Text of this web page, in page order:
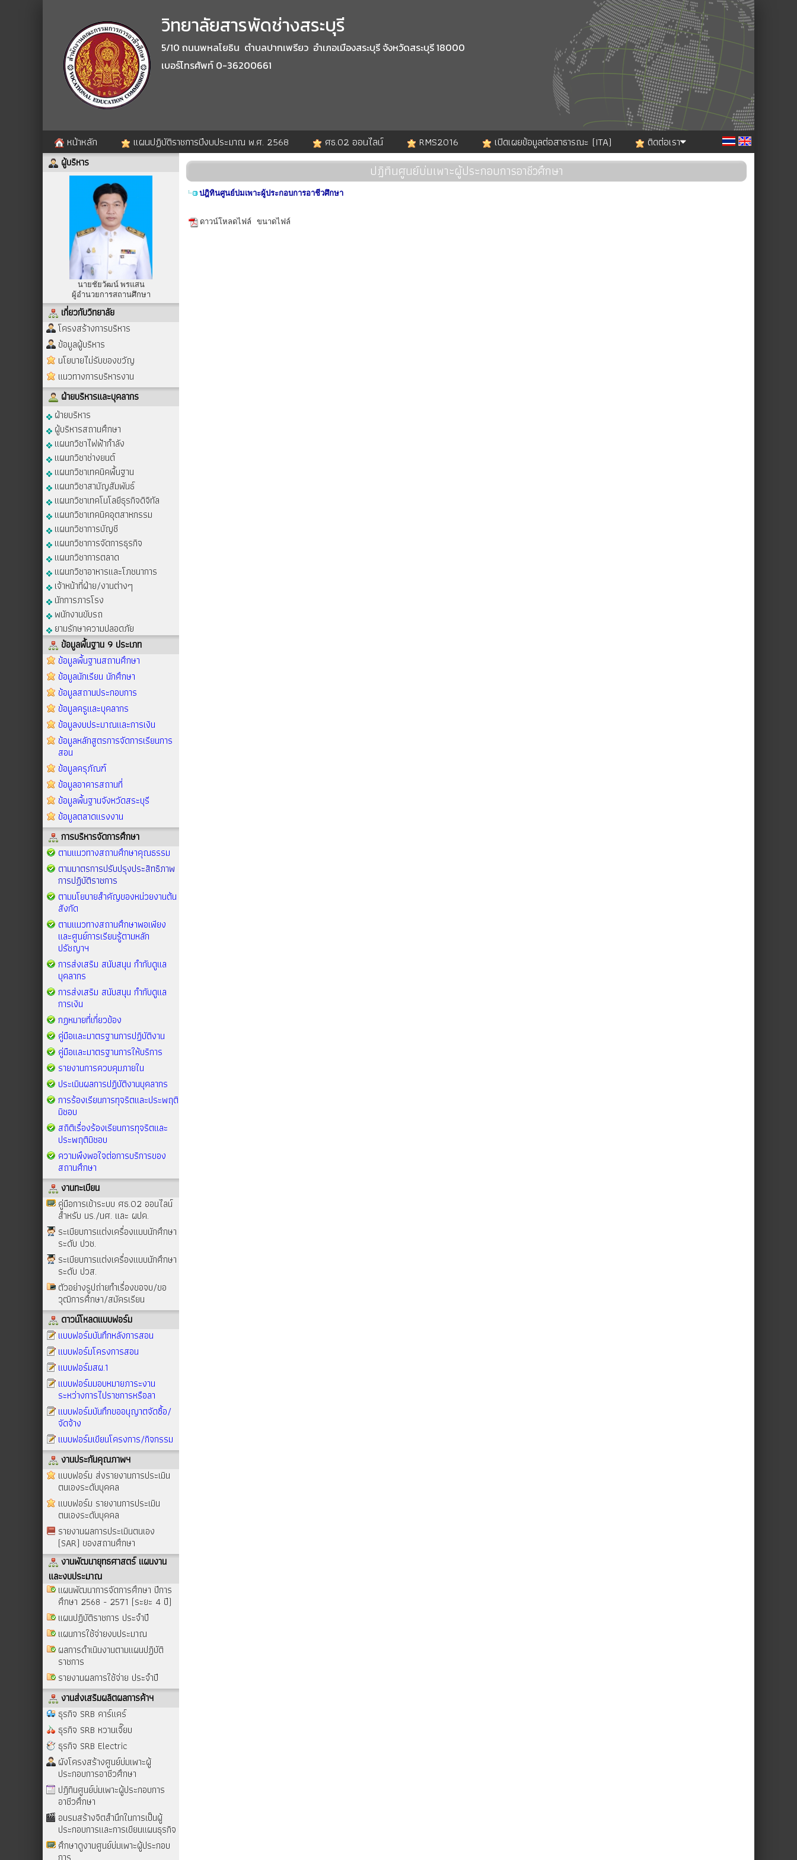
วิทยาลัยสารพัดช่างสระบุรี
5/10 ถนนพหลโยธิน ตำบลปากเพรียว อำเภอเมืองสระบุรี จังหวัดสระบุรี 18000
เบอร์โทรศัพท์ 0-36200661
หน้าหลัก แผนปฏิบัติราชการปีงบประมาณ พ.ศ. 2568 ศธ.02 ออนไลน์ RMS2016 เปิดเผยข้อมูลต่อสาธารณะ (ITA) ติดต่อเรา
ผู้บริหาร
นายชัยวัฒน์ พรแสน
ผู้อำนวยการสถานศึกษา
เกี่ยวกับวิทยาลัย
โครงสร้างการบริหาร
ข้อมูลผู้บริหาร
นโยบายไม่รับของขวัญ
แนวทางการบริหารงาน
ฝ่ายบริหารและบุคลากร
ฝ่ายบริหาร
ผู้บริหารสถานศึกษา
แผนกวิชาไฟฟ้ากำลัง
แผนกวิชาช่างยนต์
แผนกวิชาเทคนิคพื้นฐาน
แผนกวิชาสามัญสัมพันธ์
แผนกวิชาเทคโนโลยีธุรกิจดิจิทัล
แผนกวิชาเทคนิคอุตสาหกรรม
แผนกวิชาการบัญชี
แผนกวิชาการจัดการธุรกิจ
แผนกวิชาการตลาด
แผนกวิชาอาหารและโภชนาการ
เจ้าหน้าที่ฝ่าย/งานต่างๆ
นักการภารโรง
พนักงานขับรถ
ยามรักษาความปลอดภัย
ข้อมูลพื้นฐาน 9 ประเภท
ข้อมูลพื้นฐานสถานศึกษา
ข้อมูลนักเรียน นักศึกษา
ข้อมูลสถานประกอบการ
ข้อมูลครูและบุคลากร
ข้อมูลงบประมาณและการเงิน
ข้อมูลหลักสูตรการจัดการเรียนการ
สอน
ข้อมูลครุภัณฑ์
ข้อมูลอาคารสถานที่
ข้อมูลพื้นฐานจังหวัดสระบุรี
ข้อมูลตลาดแรงงาน
การบริหารจัดการศึกษา
ตามแนวทางสถานศึกษาคุณธรรม
ตามมาตรการปรับปรุงประสิทธิภาพ
การปฏิบัติราชการ
ตามนโยบายสำคัญของหน่วยงานต้น
สังกัด
ตามแนวทางสถานศึกษาพอเพียง
และศูนย์การเรียนรู้ตามหลัก
ปรัชญาฯ
การส่งเสริม สนับสนุน กำกับดูแล
บุคลากร
การส่งเสริม สนับสนุน กำกับดูแล
การเงิน
กฏหมายที่เกี่ยวข้อง
คู่มือและมาตรฐานการปฏิบัติงาน
คู่มือและมาตรฐานการให้บริการ
รายงานการควบคุมภายใน
ประเมินผลการปฏิบัติงานบุคลากร
การร้องเรียนการทุจริตและประพฤติ
มิชอบ
สถิติเรื่องร้องเรียนการทุจริตและ
ประพฤติมิชอบ
ความพึงพอใจต่อการบริการของ
สถานศึกษา
งานทะเบียน
คู่มือการเข้าระบบ ศธ.02 ออนไลน์
สำหรับ นร./นศ. และ ผปค.
ระเบียบการแต่งเครื่องแบบนักศึกษา
ระดับ ปวช.
ระเบียบการแต่งเครื่องแบบนักศึกษา
ระดับ ปวส.
ตัวอย่างรูปถ่ายทำเรื่องขอจบ/ขอ
วุฒิการศึกษา/สมัครเรียน
ดาวน์โหลดแบบฟอร์ม
แบบฟอร์มบันทึกหลังการสอน
แบบฟอร์มโครงการสอน
แบบฟอร์มสผ.1
แบบฟอร์มมอบหมายภาระงาน
ระหว่างการไปราชการหรือลา
แบบฟอร์มบันทึกขออนุญาตจัดซื้อ/
จัดจ้าง
แบบฟอร์มเขียนโครงการ/กิจกรรม
งานประกันคุณภาพฯ
แบบฟอร์ม ส่งรายงานการประเมิน
ตนเองระดับบุคคล
แบบฟอร์ม รายงานการประเมิน
ตนเองระดับบุคคล
รายงานผลการประเมินตนเอง
(SAR) ของสถานศึกษา
งานพัฒนายุทธศาสตร์ แผนงาน
และงบประมาณ
แผนพัฒนาการจัดการศึกษา ปีการ
ศึกษา 2568 - 2571 (ระยะ 4 ปี)
แผนปฏิบัติราชการ ประจำปี
แผนการใช้จ่ายงบประมาณ
ผลการดำเนินงานตามแผนปฏิบัติ
ราชการ
รายงานผลการใช้จ่าย ประจำปี
งานส่งเสริมผลิตผลการค้าฯ
ธุรกิจ SRB คาร์แคร์
ธุรกิจ SRB หวานเจี๊ยบ
ธุรกิจ SRB Electric
ผังโครงสร้างศูนย์บ่มเพาะผู้
ประกอบการอาชีวศึกษา
ปฎิทินศูนย์บ่มเพาะผู้ประกอบการ
อาชีวศึกษา
อบรมสร้างจิตสำนึกในการเป็นผู้
ประกอบการและการเขียนแผนธุรกิจ
ศึกษาดูงานศูนย์บ่มเพาะผู้ประกอบ
ปฎิทินศูนย์บ่มเพาะผู้ประกอบการอาชีวศึกษา
ปฎิทินศูนย์บ่มเพาะผู้ประกอบการอาชีวศึกษา
ดาวน์โหลดไฟล์ ขนาดไฟล์